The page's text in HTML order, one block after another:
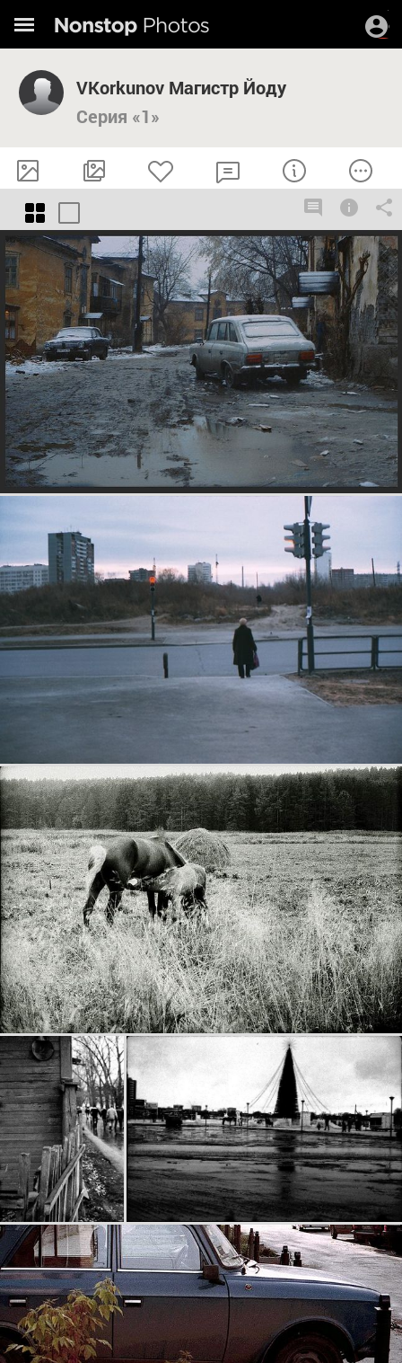
VKorkunov Магистр Йоду
Серия «1»